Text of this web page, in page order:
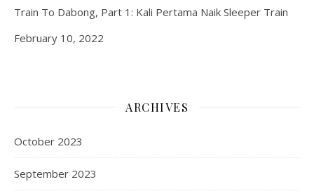
Train To Dabong, Part 1: Kali Pertama Naik Sleeper Train
Date
February 10, 2022
ARCHIVES
October 2023
September 2023